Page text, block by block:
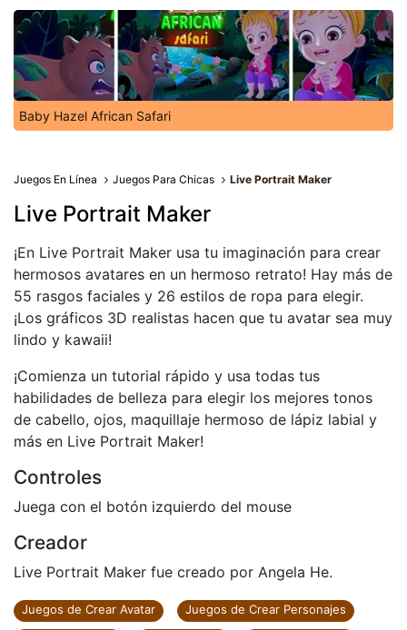
Baby Hazel African Safari
Juegos En Línea Juegos Para Chicas Live Portrait Maker
Live Portrait Maker
¡En Live Portrait Maker usa tu imaginación para crear
hermosos avatares en un hermoso retrato! Hay más de
55 rasgos faciales y 26 estilos de ropa para elegir.
¡Los gráficos 3D realistas hacen que tu avatar sea muy
lindo y kawaii!
¡Comienza un tutorial rápido y usa todas tus
habilidades de belleza para elegir los mejores tonos
de cabello, ojos, maquillaje hermoso de lápiz labial y
más en Live Portrait Maker!
Controles
Juega con el botón izquierdo del mouse
Creador
Live Portrait Maker fue creado por Angela He.
Juegos de Crear Avatar
Juegos de Crear Personajes